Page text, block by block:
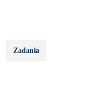
Zadania